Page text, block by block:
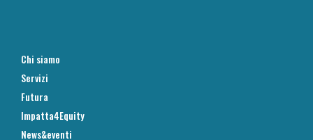
Chi siamo
Servizi
Futura
Impatta4Equity
News&eventi